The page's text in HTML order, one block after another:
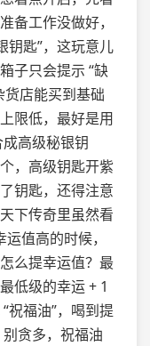
备工作没做好，
钥匙”，这玩意儿
子只会提示 “缺
货店能买到基础
限低，最好是用
成高级秘银钥
，高级钥匙开紫
钥匙，还得注意
下传奇里虽然看
值高的时候，
么提幸运值？最
低级的幸运 + 1
祝福油”，喝到提
贪多，祝福油